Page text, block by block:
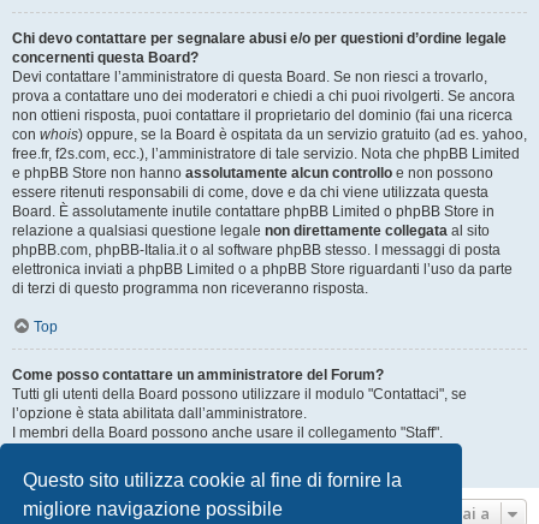
Questo sito utilizza cookie al fine di fornire la
migliore navigazione possibile
Chi devo contattare per segnalare abusi e/o per questioni d’ordine legale
concernenti questa Board?
Devi contattare l’amministratore di questa Board. Se non riesci a trovarlo,
prova a contattare uno dei moderatori e chiedi a chi puoi rivolgerti. Se ancora
non ottieni risposta, puoi contattare il proprietario del dominio (fai una ricerca
con whois) oppure, se la Board è ospitata da un servizio gratuito (ad es. yahoo,
free.fr, f2s.com, ecc.), l’amministratore di tale servizio. Nota che phpBB Limited
e phpBB Store non hanno assolutamente alcun controllo e non possono
essere ritenuti responsabili di come, dove e da chi viene utilizzata questa
Board. È assolutamente inutile contattare phpBB Limited o phpBB Store in
relazione a qualsiasi questione legale non direttamente collegata al sito
phpBB.com, phpBB-Italia.it o al software phpBB stesso. I messaggi di posta
elettronica inviati a phpBB Limited o a phpBB Store riguardanti l’uso da parte
di terzi di questo programma non riceveranno risposta.
Top
Come posso contattare un amministratore del Forum?
Tutti gli utenti della Board possono utilizzare il modulo "Contattaci", se
l’opzione è stata abilitata dall’amministratore.
I membri della Board possono anche usare il collegamento "Staff".
Top
Vai a